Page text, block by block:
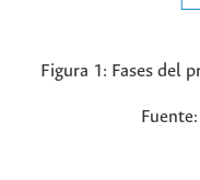
Figura 1: Fases del